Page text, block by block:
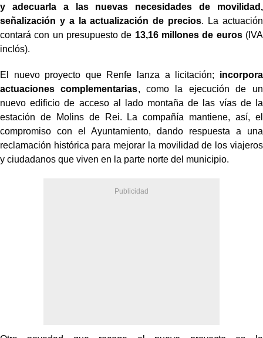
y adecuarla a las nuevas necesidades de movilidad,
señalización y a la actualización de precios. La actuación
contará con un presupuesto de 13,16 millones de euros(IVA
inclós).
El nuevo proyecto que Renfe lanza a licitación; incorpora
actuaciones complementarias, como la ejecución de un
nuevo edificio de acceso al lado montaña de las vías de la
estación de Molins de Rei. La compañía mantiene, así, el
compromiso con el Ayuntamiento, dando respuesta a una
reclamación histórica para mejorar la movilidad de los viajeros
y ciudadanos que viven en la parte norte del municipio.